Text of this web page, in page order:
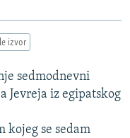
izvor
sedmodnevni
Jevreja iz egipatskog
kojeg se sedam